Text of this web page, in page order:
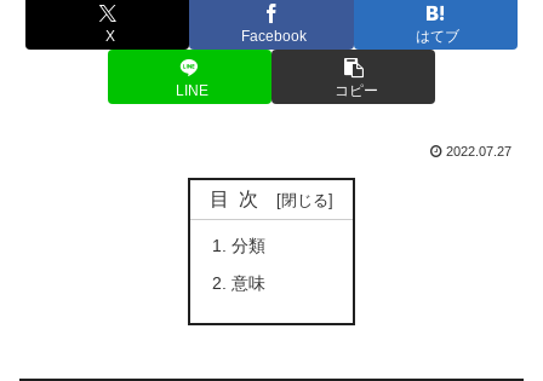
X Facebook はてブ
LINE コピー
2022.07.27
目次
分類
意味